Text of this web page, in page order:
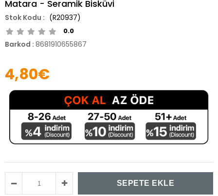
Matara - Seramik Bisküvi
(R20937)
0.0
Barkod : 8681910655867
4,80€